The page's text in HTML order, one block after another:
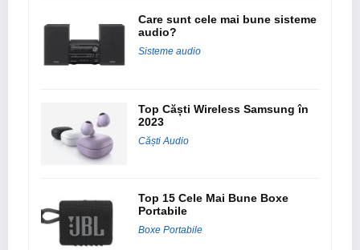
Care sunt cele mai bune sisteme
audio?
Sisteme audio
Top Căști Wireless Samsung în
2023
Căști Audio
Top 15 Cele Mai Bune Boxe
Portabile
Boxe Portabile